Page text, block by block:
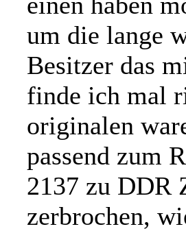
um die lange
Besitzer das
finde ich mal
originalen
passend zum
2137 zu DDR
zerbrochen,